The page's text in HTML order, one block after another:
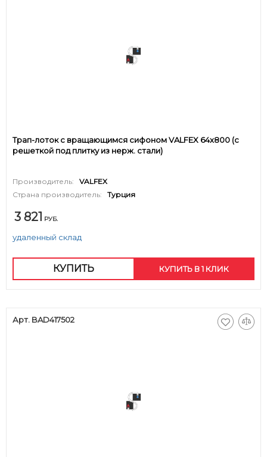
Трап-лоток с вращающимся сифоном VALFEX 64х800 (с
решеткой под плитку из нерж. стали)
Производитель:
VALFEX
Страна производитель:
Турция
3 821 РУБ.
удаленный склад
КУПИТЬ КУПИТЬ В 1 КЛИК
Арт. BAD417502